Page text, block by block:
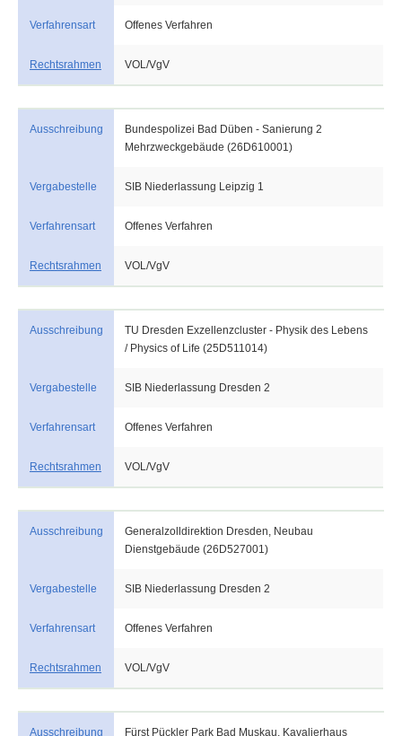
Verfahrensart Offenes Verfahren
Rechtsrahmen VOL/VgV
Ausschreibung
Bundespolizei Bad Düben - Sanierung 2
Mehrzweckgebäude (26D610001)
Vergabestelle SIB Niederlassung Leipzig 1
Verfahrensart Offenes Verfahren
Rechtsrahmen VOL/VgV
Ausschreibung
TU Dresden Exzellenzcluster - Physik des Lebens
/ Physics of Life (25D511014)
Vergabestelle SIB Niederlassung Dresden 2
Verfahrensart Offenes Verfahren
Rechtsrahmen VOL/VgV
Ausschreibung
Generalzolldirektion Dresden, Neubau
Dienstgebäude (26D527001)
Vergabestelle SIB Niederlassung Dresden 2
Verfahrensart Offenes Verfahren
Rechtsrahmen VOL/VgV
Ausschreibung Fürst Pückler Park Bad Muskau, Kavalierhaus